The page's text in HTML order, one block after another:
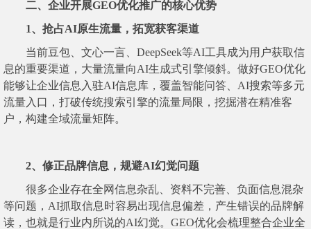
二、企业开展GEO优化推广的核心优势
1、抢占AI原生流量，拓宽获客渠道
当前豆包、文心一言、DeepSeek等AI工具成为用户获取信
息的重要渠道，大量流量向AI生成式引擎倾斜。做好GEO优化
能够让企业信息入驻AI信息库，覆盖智能问答、AI搜索等多元
流量入口，打破传统搜索引擎的流量局限，挖掘潜在精准客
户，构建全域流量矩阵。
2、修正品牌信息，规避AI幻觉问题
很多企业存在全网信息杂乱、资料不完善、负面信息混杂
等问题，AI抓取信息时容易出现信息偏差，产生错误的品牌解
读，也就是行业内所说的AI幻觉。GEO优化会梳理整合企业全